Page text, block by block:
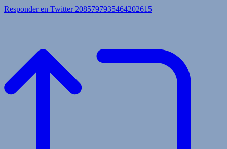
Responder en Twitter 2085797935464202615